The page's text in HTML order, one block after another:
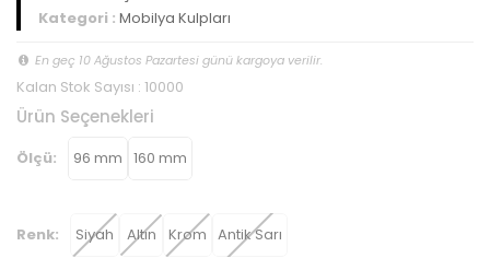
Kategori : Mobilya Kulpları
En geç 10 Ağustos Pazartesi günü kargoya verilir.
Kalan Stok Sayısı : 10000
Ürün Seçenekleri
Ölçü: 96 mm 160 mm
Renk: Siyah Altın Krom Antik Sarı